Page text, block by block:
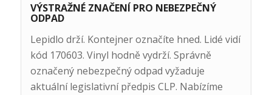
VÝSTRAŽNÉ ZNAČENÍ PRO NEBEZPEČNÝ
ODPAD
Lepidlo drží. Kontejner označíte hned. Lidé vidí
kód 170603. Vinyl hodně vydrží. Správně
označený nebezpečný odpad vyžaduje
aktuální legislativní předpis CLP. Nabízíme